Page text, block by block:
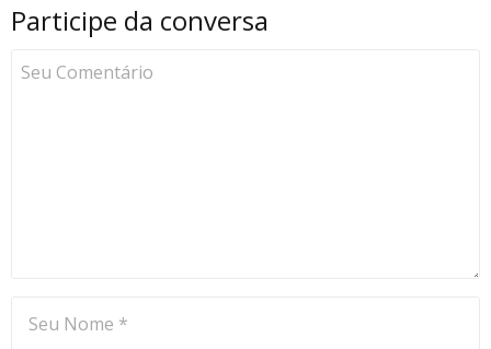
Participe da conversa